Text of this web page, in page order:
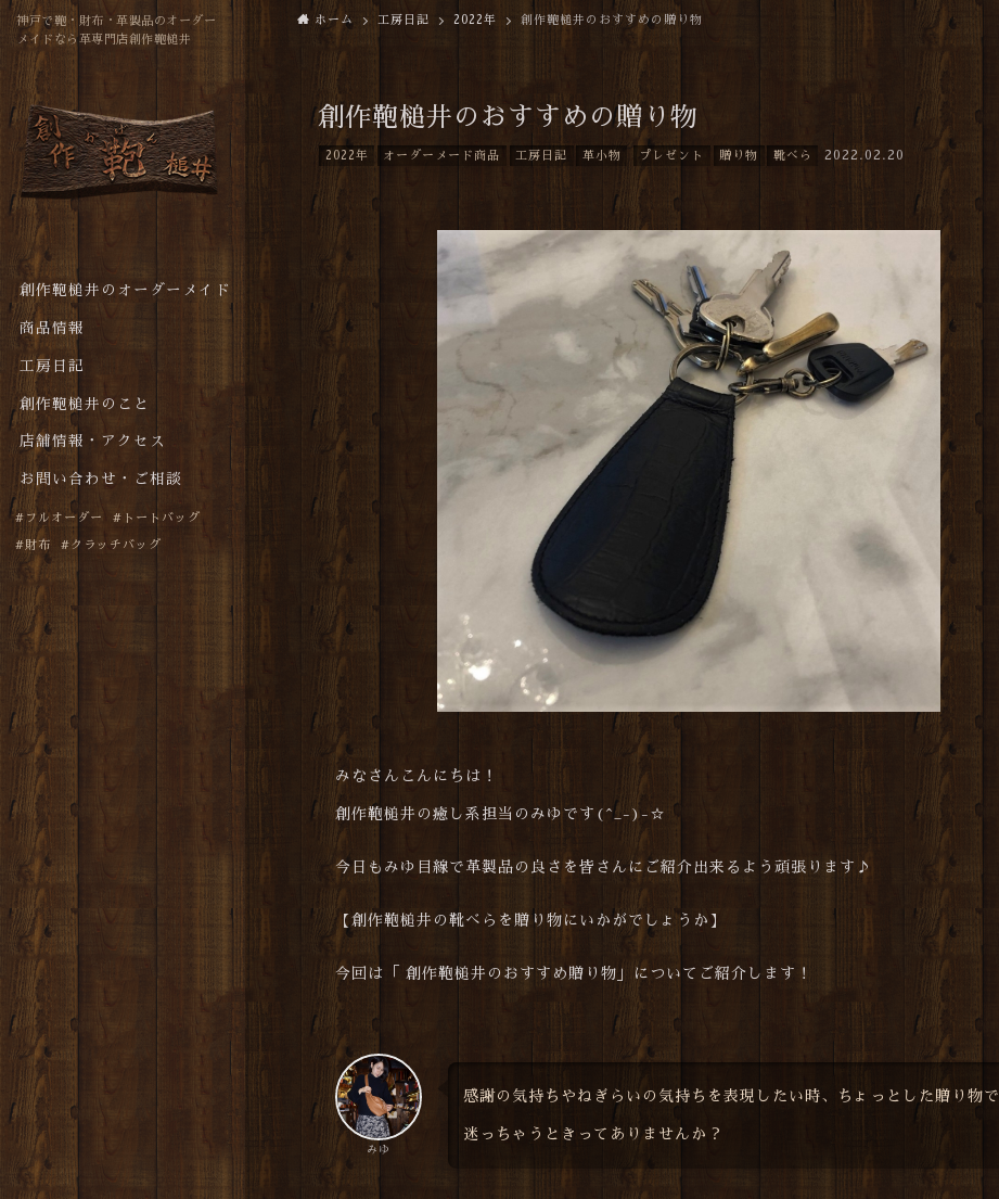
神戸で鞄・財布・革製品のオーダー
メイドなら革専門店創作鞄槌井
創作鞄槌井のオーダーメイド
商品情報
工房日記
創作鞄槌井のこと
店舗情報・アクセス
お問い合わせ・ご相談
フルオーダー トートバッグ
財布 クラッチバッグ
ホーム 工房日記 2022年 創作鞄槌井のおすすめの贈り物
創作鞄槌井のおすすめの贈り物
2022年 オーダーメード商品 工房日記 革小物 プレゼント 贈り物 靴べら 2022.02.20
みなさんこんにちは！
創作鞄槌井の癒し系担当のみゆです(^_-)-☆
今日もみゆ目線で革製品の良さを皆さんにご紹介出来るよう頑張ります♪
【創作鞄槌井の靴べらを贈り物にいかがでしょうか】
今回は「 創作鞄槌井のおすすめ贈り物」についてご紹介します！
みゆ
感謝の気持ちやねぎらいの気持ちを表現したい時、ちょっとした贈り物で
迷っちゃうときってありませんか？